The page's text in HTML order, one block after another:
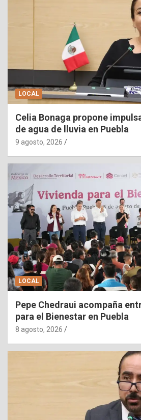
LOCAL
Celia Bonaga propone
de agua de lluvia en Puebla
9 agosto, 2026
LOCAL
Pepe Chedraui acompaña
para el Bienestar en Puebla
8 agosto, 2026